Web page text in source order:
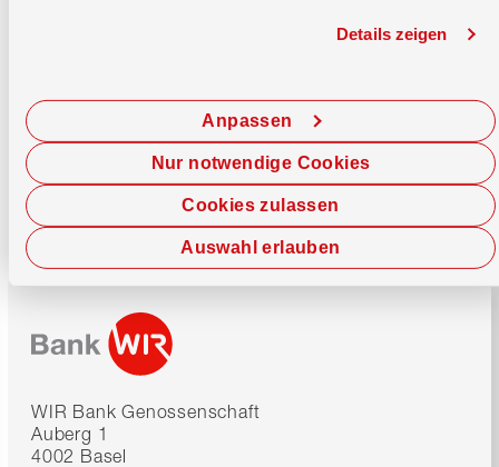
Details zeigen
Cookies zulassen
Anpassen
Auswahl erlauben
Nur notwendige Cookies
Jetzt chatten
WIR Bank Genossenschaft
Auberg 1
4002 Basel